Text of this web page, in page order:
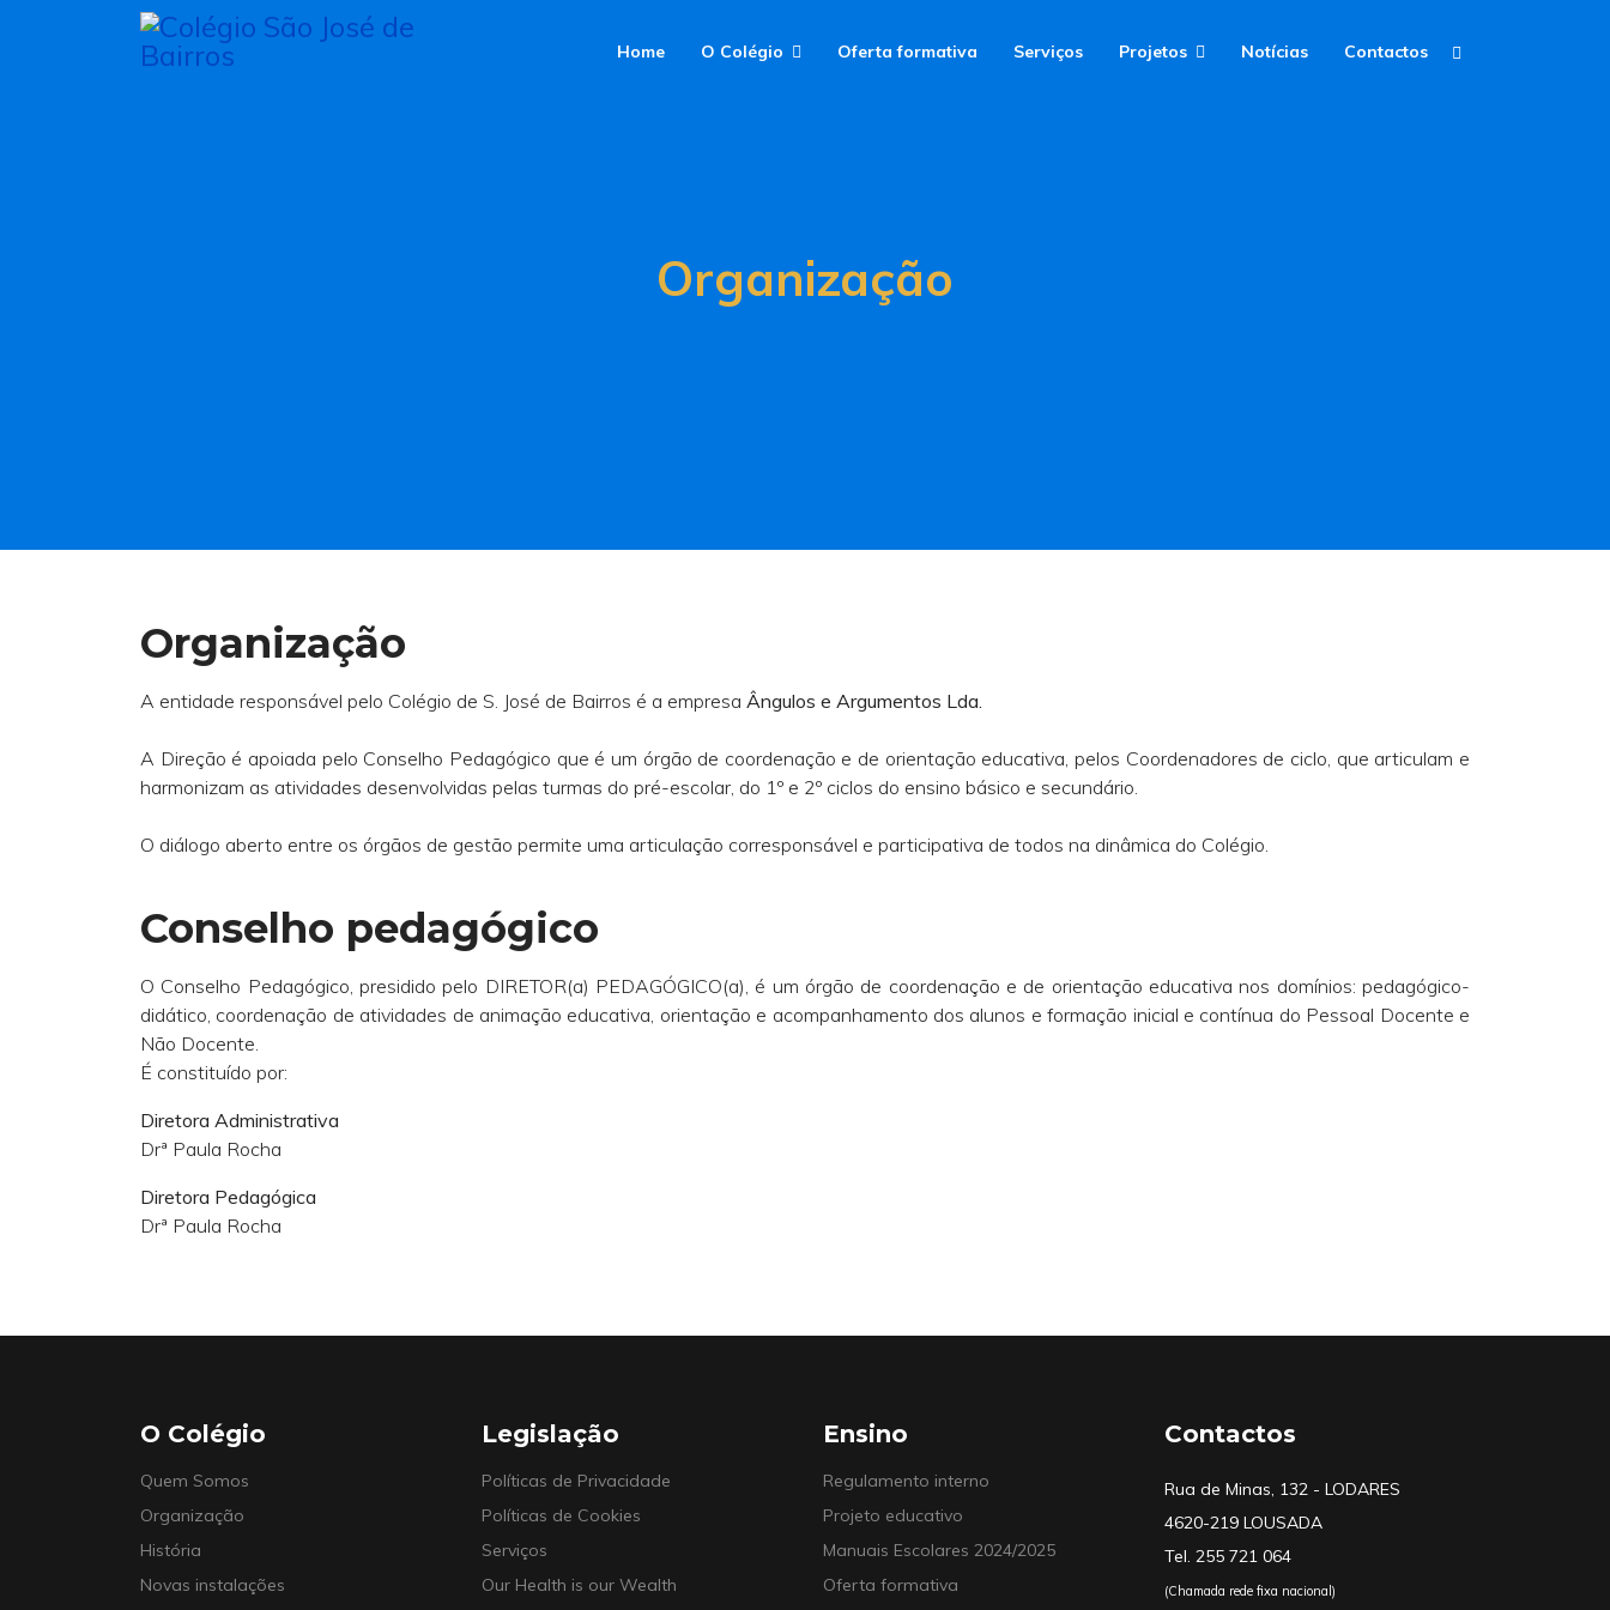
Home O Colégio Oferta formativa Serviços Projetos Notícias Contactos
Organização
Organização
A entidade responsável pelo Colégio de S. José de Bairros é a empresa Ângulos e Argumentos Lda.
A Direção é apoiada pelo Conselho Pedagógico que é um órgão de coordenação e de orientação educativa, pelos Coordenadores de ciclo, que articulam e
harmonizam as atividades desenvolvidas pelas turmas do pré-escolar, do 1º e 2º ciclos do ensino básico e secundário.
O diálogo aberto entre os órgãos de gestão permite uma articulação corresponsável e participativa de todos na dinâmica do Colégio.
Conselho pedagógico
O Conselho Pedagógico, presidido pelo DIRETOR(a) PEDAGÓGICO(a), é um órgão de coordenação e de orientação educativa nos domínios: pedagógico-
didático, coordenação de atividades de animação educativa, orientação e acompanhamento dos alunos e formação inicial e contínua do Pessoal Docente e
Não Docente.
É constituído por:
Diretora Administrativa
Drª Paula Rocha
Diretora Pedagógica
Drª Paula Rocha
O Colégio
Quem Somos
Organização
História
Novas instalações
Legislação
Políticas de Privacidade
Políticas de Cookies
Serviços
Our Health is our Wealth
Ensino
Regulamento interno
Projeto educativo
Manuais Escolares 2024/2025
Oferta formativa
Contactos
Rua de Minas, 132 - LODARES
4620-219 LOUSADA
Tel. 255 721 064
(Chamada rede fixa nacional)